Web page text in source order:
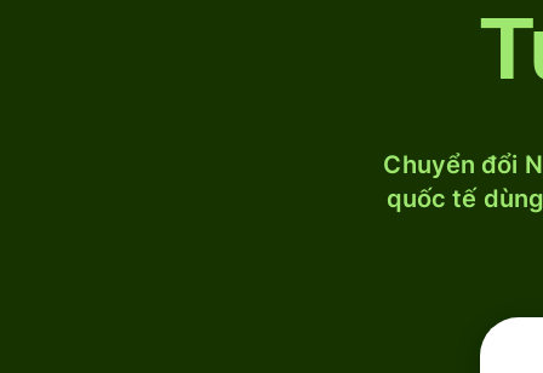
Chuyển đổi
quốc tế